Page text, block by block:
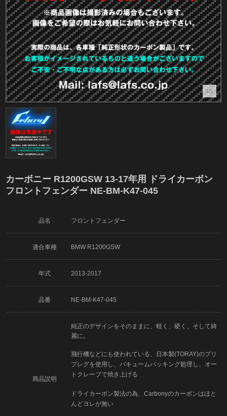
1/1
カーボニー R1200GSW 13-17年用 ドライカーボン
フロントフェンダー NE-BM-K47-045
品名 フロントフェンダー
適合車種 BMW R1200GSW
年式 2013-2017
品番 NE-BM-K47-045
商品説明
純正のデザインをそのままに、軽く、硬く、そして綺
麗に。
飛行機などにも使われている、日本製(TORAY)のプリ
プレグを使用し、バキュームパッキング処理し、オー
トクレーブで焼き上げる
ドライカーボン製法の為、Carbonyのカーボンはほと
んどヨレが無い